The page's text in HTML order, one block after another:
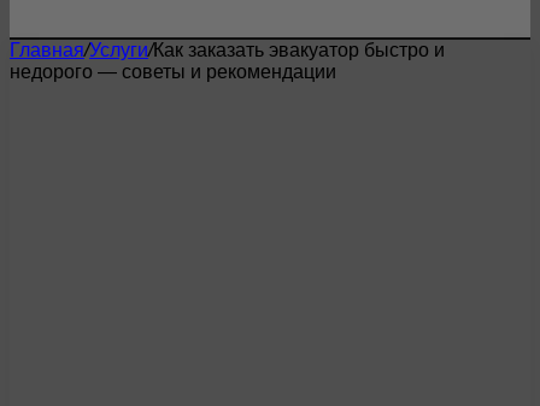
Главная/Услуги/Как заказать эвакуатор быстро и
недорого — советы и рекомендации